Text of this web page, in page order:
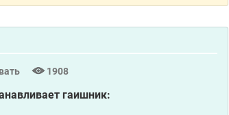
1908
гаишник: